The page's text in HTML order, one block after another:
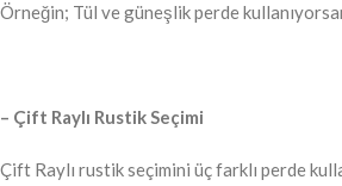
Örneğin; Tül ve güneşlik perde
– Çift Raylı Rustik Seçimi
Çift Raylı rustik seçimini üç farklı perde